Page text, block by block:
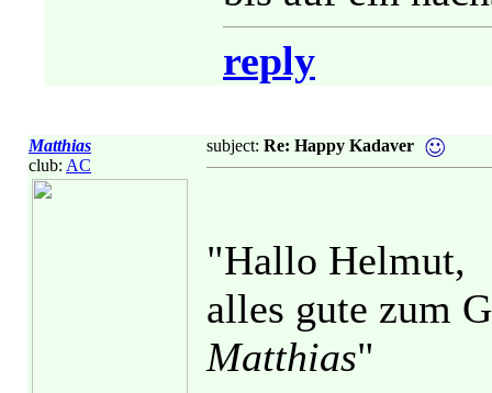
reply
Matthias
club: AC
subject: Re: Happy Kadaver
"Hallo Helmut,
alles gute zum
Matthias"